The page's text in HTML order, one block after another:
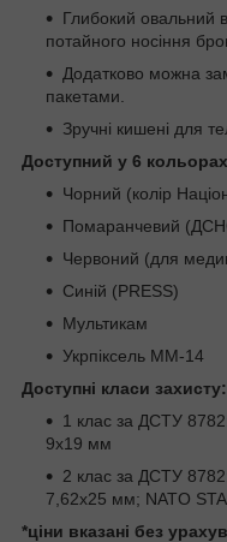
Глибокий овальний
потайного носіння
Додатково можна
пакетами.
Зручні кишені для
Доступний у 6
Чорний (колір
Помаранчевий
Червоний (для
Синій (PRESS)
Мультикам
Укрпіксель ММ-14
Доступні класи захисту:
1 клас за ДСТУ
9х19 мм
2 клас за ДСТУ
7,62х25 мм; NATO
*ціни вказані без